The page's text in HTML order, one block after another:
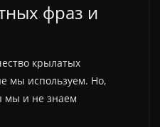
фраз и
крылатых
мы используем. Но,
мы и не знаем